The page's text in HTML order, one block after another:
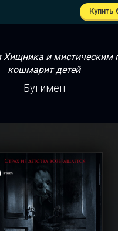
Купить
Хищника и
кошмарит детей
Бугимен